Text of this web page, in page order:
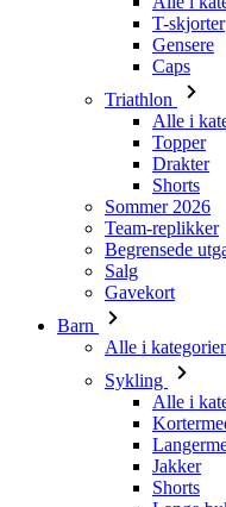
Alle i
Topper
Drakter
Shorts
Sommer 2026
Team-replikker
Begrensede
Salg
Gavekort
Barn
Alle i kategorien
Sykling
Alle i
Jakker
Shorts
Lange
Varmere
Hansker
Sommer 2026
Team-replikker